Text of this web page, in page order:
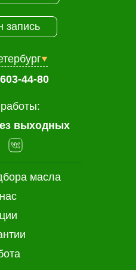
масла
запись
44-80
выходных